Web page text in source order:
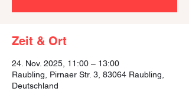
Zeit & Ort
24. Nov. 2025, 11:00 – 13:00
Raubling, Pirnaer Str. 3, 83064 Raubling,
Deutschland